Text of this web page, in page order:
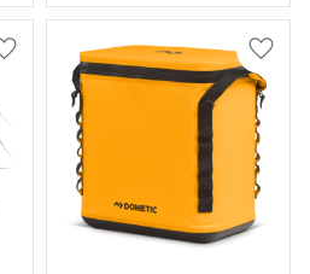
Lägg till i favoriter Lägg